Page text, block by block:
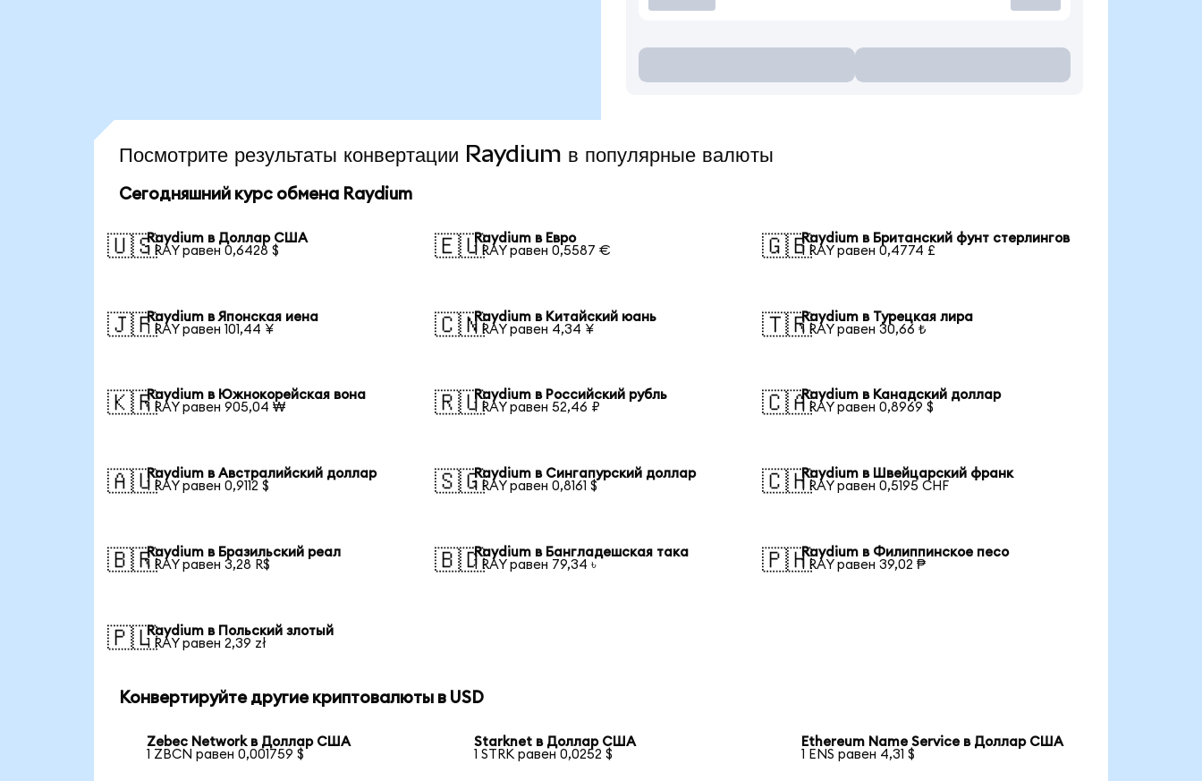
Посмотрите результаты конвертации Raydium в популярные валюты
Сегодняшний курс обмена Raydium
🇺🇸Raydium в Доллар США
1 RAY равен 0,6428 $
🇪🇺Raydium в Евро
1 RAY равен 0,5587 €
🇬🇧Raydium в Британский фунт стерлингов
1 RAY равен 0,4774 £
🇯🇵Raydium в Японская иена
1 RAY равен 101,44 ¥
🇨🇳Raydium в Китайский юань
1 RAY равен 4,34 ¥
🇹🇷Raydium в Турецкая лира
1 RAY равен 30,66 ₺
🇰🇷Raydium в Южнокорейская вона
1 RAY равен 905,04 ₩
🇷🇺Raydium в Российский рубль
1 RAY равен 52,46 ₽
🇨🇦Raydium в Канадский доллар
1 RAY равен 0,8969 $
🇦🇺Raydium в Австралийский доллар
1 RAY равен 0,9112 $
🇸🇬Raydium в Сингапурский доллар
1 RAY равен 0,8161 $
🇨🇭Raydium в Швейцарский франк
1 RAY равен 0,5195 CHF
🇧🇷Raydium в Бразильский реал
1 RAY равен 3,28 R$
🇧🇩Raydium в Бангладешская така
1 RAY равен 79,34 ৳
🇵🇭Raydium в Филиппинское песо
1 RAY равен 39,02 ₱
🇵🇱Raydium в Польский злотый
1 RAY равен 2,39 zł
Конвертируйте другие криптовалюты в USD
Zebec Network в Доллар США
1 ZBCN равен 0,001759 $
Starknet в Доллар США
1 STRK равен 0,0252 $
Ethereum Name Service в Доллар США
1 ENS равен 4,31 $